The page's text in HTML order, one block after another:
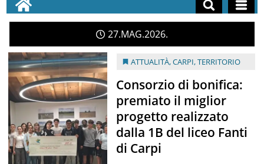
27 MAG 2026
ATTUALITÀ,CARPI,TERRITORIO
Consorzio di bonifica:
premiato il miglior
progetto realizzato
dalla 1B del liceo Fanti
di Carpi